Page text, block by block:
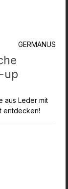
GERMANUS
up
aus Leder mit
entdecken!